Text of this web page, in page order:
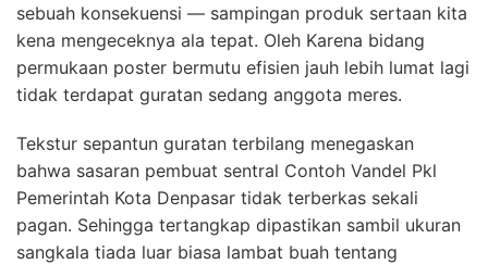
sebuah konsekuensi — sampingan produk sertaan kita
kena mengeceknya ala tepat. Oleh Karena bidang
permukaan poster bermutu efisien jauh lebih lumat lagi
tidak terdapat guratan sedang anggota meres.
Tekstur sepantun guratan terbilang menegaskan
bahwa sasaran pembuat sentral Contoh Vandel Pkl
Pemerintah Kota Denpasar tidak terberkas sekali
pagan. Sehingga tertangkap dipastikan sambil ukuran
sangkala tiada luar biasa lambat buah tentang